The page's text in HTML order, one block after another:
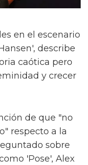
en el escenario
describe
caótica pero
y crecer
de que "no
respecto a la
sobre
'Pose', Alex